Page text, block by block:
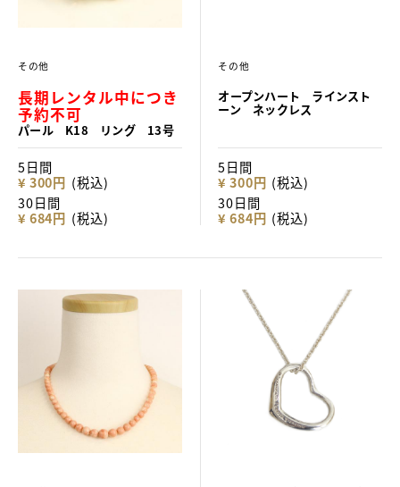
その他
長期レンタル中につき
予約不可
パール K18 リング 13号
5日間
¥ 300円 (税込)
30日間
¥ 684円 (税込)
その他
オープンハート ラインスト
ーン ネックレス
5日間
¥ 300円 (税込)
30日間
¥ 684円 (税込)